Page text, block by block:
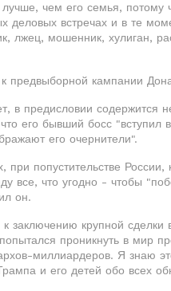
чем его семья, потому
деловых встречах и в те
лжец, мошенник, хулиган,
предвыборной кампании
в предисловии содержится
его бывший босс
его очернители".
попустительстве России,
все, что угодно - чтобы
он.
заключению крупной сделки
проникнуть в мир
миллиардеров. Я знаю
и его детей обо всех